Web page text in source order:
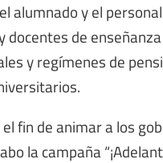
alumnado y el
docentes de
y regímenes de
el fin de animar a los
la campaña